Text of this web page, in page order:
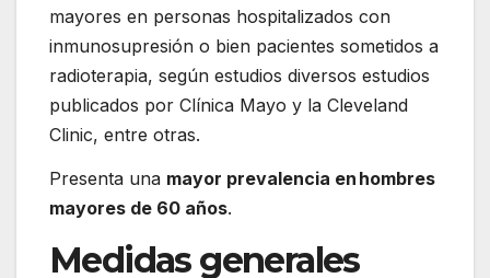
mayores en personas hospitalizados con
inmunosupresión o bien pacientes sometidos a
radioterapia, según estudios diversos estudios
publicados por Clínica Mayo y la Cleveland
Clinic, entre otras.
Presenta una mayor prevalencia en hombres
mayores de 60 años.
Medidas generales